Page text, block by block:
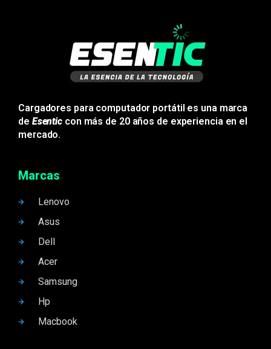
Cargadores para computador portátil es una marca
de Esentic con más de 20 años de experiencia en el
mercado.
Marcas
Lenovo
Asus
Dell
Acer
Samsung
Hp
Macbook